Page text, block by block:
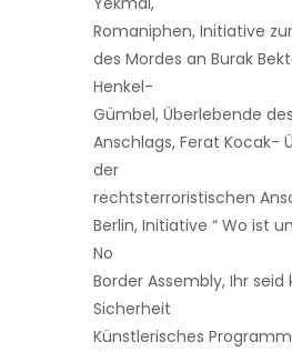
Romaniphen, Initiative
des Mordes an Burak
Henkel-
Gümbel, Überlebende
Anschlags, Ferat Kocak-
der
rechtsterroristischen
Berlin, Initiative “ Wo ist
No
Border Assembly, Ihr seid
Sicherheit
Künstlerisches